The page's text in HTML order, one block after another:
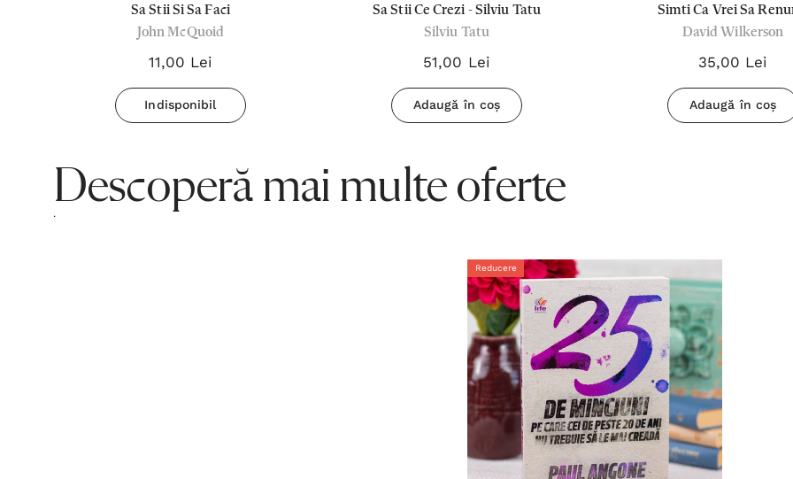
Sa Stii Si Sa Faci
John McQuoid
11,00 Lei
Indisponibil
Sa Stii Ce Crezi - Silviu Tatu
Silviu Tatu
51,00 Lei
Adaugă în coș
Simti Ca Vrei Sa
David Wilkerson
35,00 Lei
Adaugă în coș
Descoperă mai multe oferte
.
Reducere